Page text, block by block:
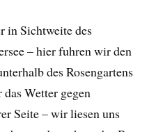
in Sichtweite des
– hier fuhren wir den
des Rosengartens
Wetter gegen
Seite – wir liesen uns